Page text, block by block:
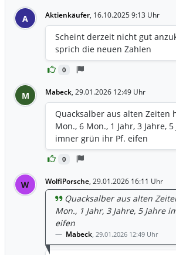
A Aktienkäufer, 16.10.2025 9:13 Uhr
0
Scheint derzeit nicht gut
sprich die neuen Zahlen
M Mabeck, 29.01.2026 12:49 Uhr
0
Quacksalber aus alten Zeiten
Mon., 6 Mon., 1 Jahr, 3 Jahre, 5
imner grün ihr Pf. eifen
W WolfiPorsche, 29.01.2026 16:11 Uhr
Quacksalber aus alten
Mon., 1 Jahr, 3 Jahre, 5 Jahre
eifen
Mabeck, 29.01.2026 12:49 Uhr